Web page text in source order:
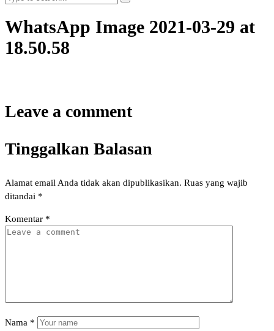
WhatsApp Image 2021-03-29 at
18.50.58
Leave a comment
Tinggalkan Balasan
Alamat email Anda tidak akan dipublikasikan. Ruas yang wajib
ditandai *
Komentar *
Nama *